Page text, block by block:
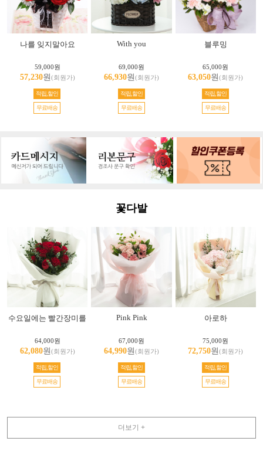
나를 잊지말아요
59,000원
57,230원(회원가)
적립,할인
무료배송
With you
69,000원
66,930원(회원가)
적립,할인
무료배송
블루밍
65,000원
63,050원(회원가)
적립,할인
무료배송
꽃다발
수요일에는 빨간장미를
64,000원
62,080원(회원가)
적립,할인
무료배송
Pink Pink
67,000원
64,990원(회원가)
적립,할인
무료배송
아로하
75,000원
72,750원(회원가)
적립,할인
무료배송
더보기 +